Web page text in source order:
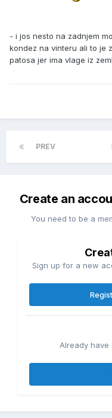
- i jos nesto na zadnjem
kondez na vinteru ali to je
patosa jer ima vlage iz
PREV
Create an
You need to be a
Sign up for a new
Already have